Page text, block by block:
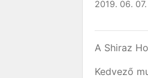
2019. 06. 07.
A Shiraz
Kedvező